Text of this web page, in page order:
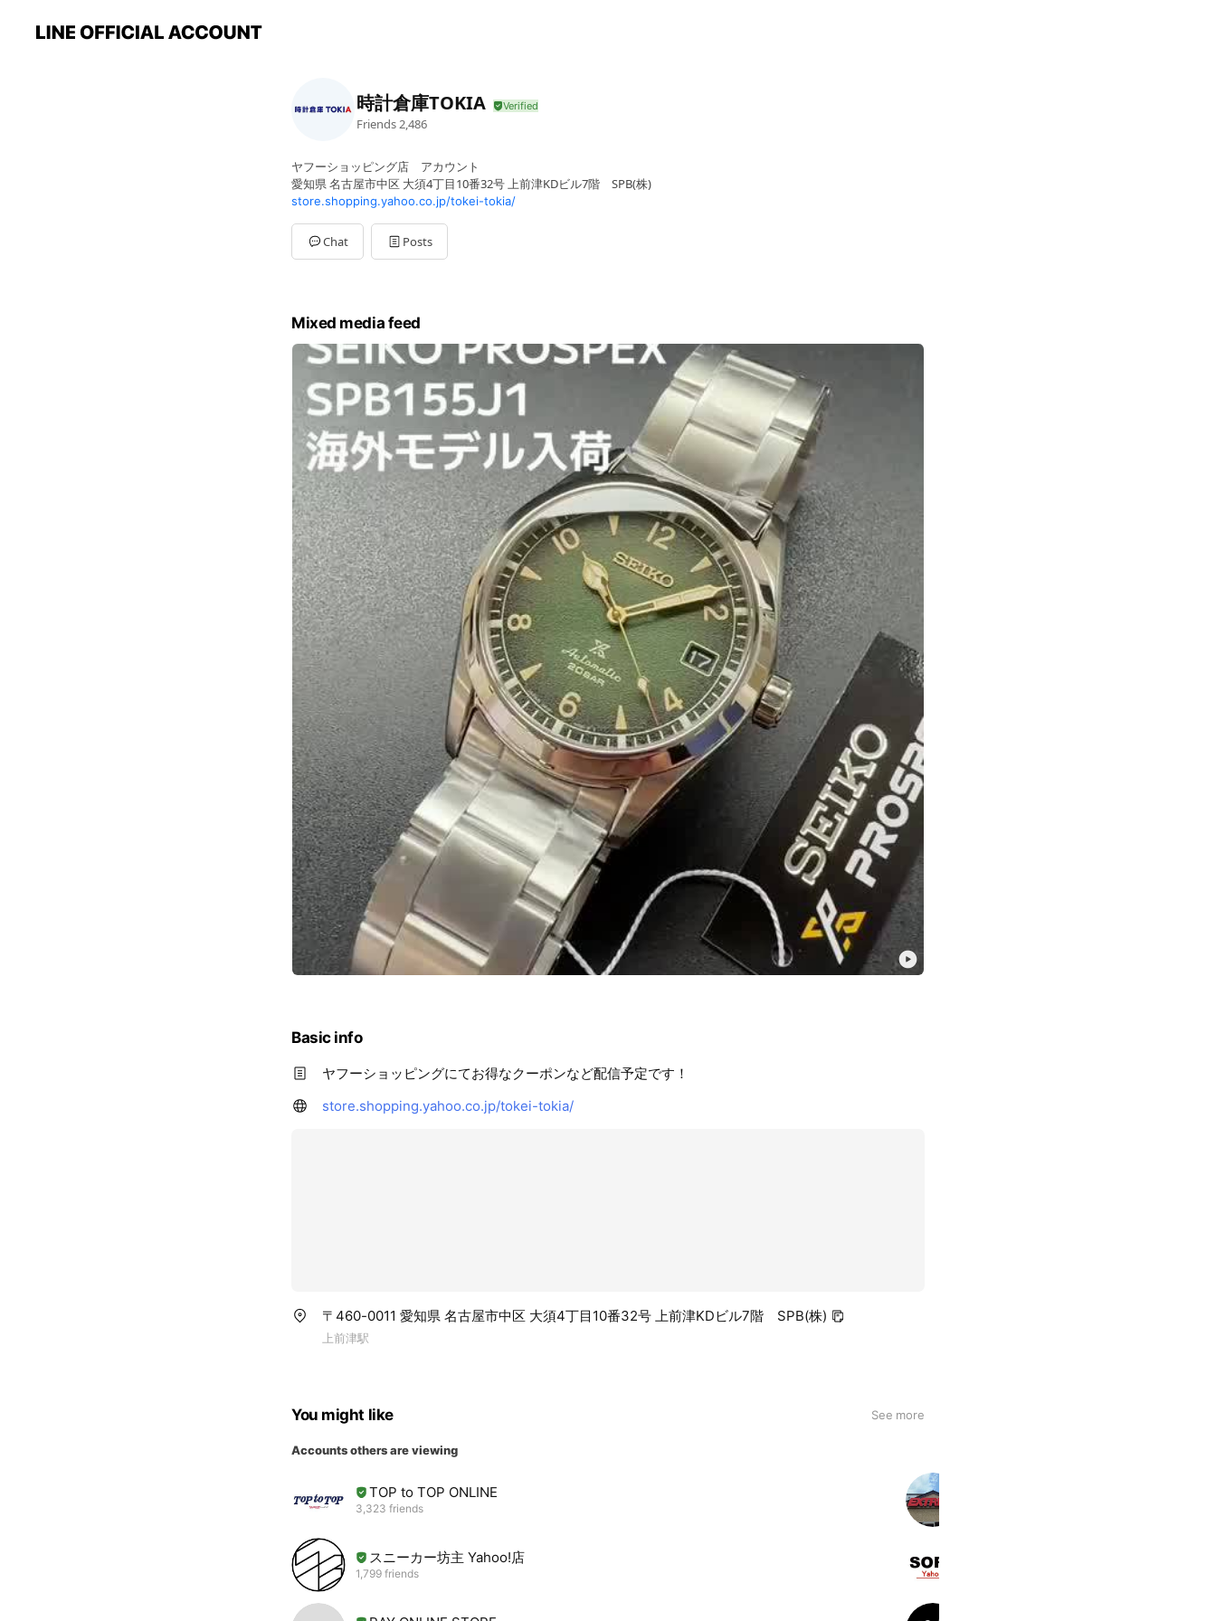
時計倉庫TOKIA
Friends 2,486
ヤフーショッピング店 アカウント
愛知県 名古屋市中区 大須4丁目10番32号 上前津KDビル7階 SPB(株)
store.shopping.yahoo.co.jp/tokei-tokia/
Chat Posts
Mixed media feed
Basic info
ヤフーショッピングにてお得なクーポンなど配信予定です！
store.shopping.yahoo.co.jp/tokei-tokia/
〒460-0011 愛知県 名古屋市中区 大須4丁目10番32号 上前津KDビル7階 SPB(株)
上前津駅
You might like See more
Accounts others are viewing
TOP to TOP ONLINE
3,323 friends
スニーカー坊主 Yahoo!店
1,799 friends